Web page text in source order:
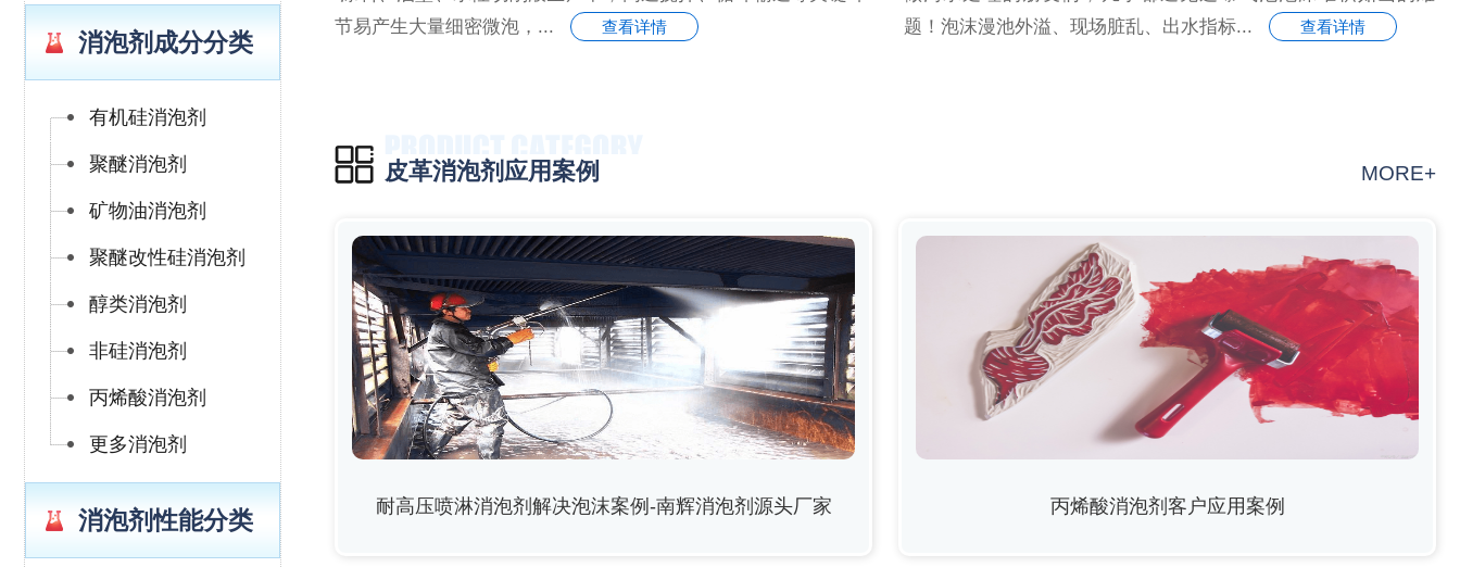
消泡剂成分分类
有机硅消泡剂
聚醚消泡剂
矿物油消泡剂
聚醚改性硅消泡剂
醇类消泡剂
非硅消泡剂
丙烯酸消泡剂
更多消泡剂
消泡剂性能分类
节易产生大量细密微泡，...
查看详情
题！泡沫漫池外溢、现场脏乱、出水指标...
查看详情
皮革消泡剂应用案例 MORE+
耐高压喷淋消泡剂解决泡沫案例-南辉消泡剂源头厂家 丙烯酸消泡剂客户应用案例